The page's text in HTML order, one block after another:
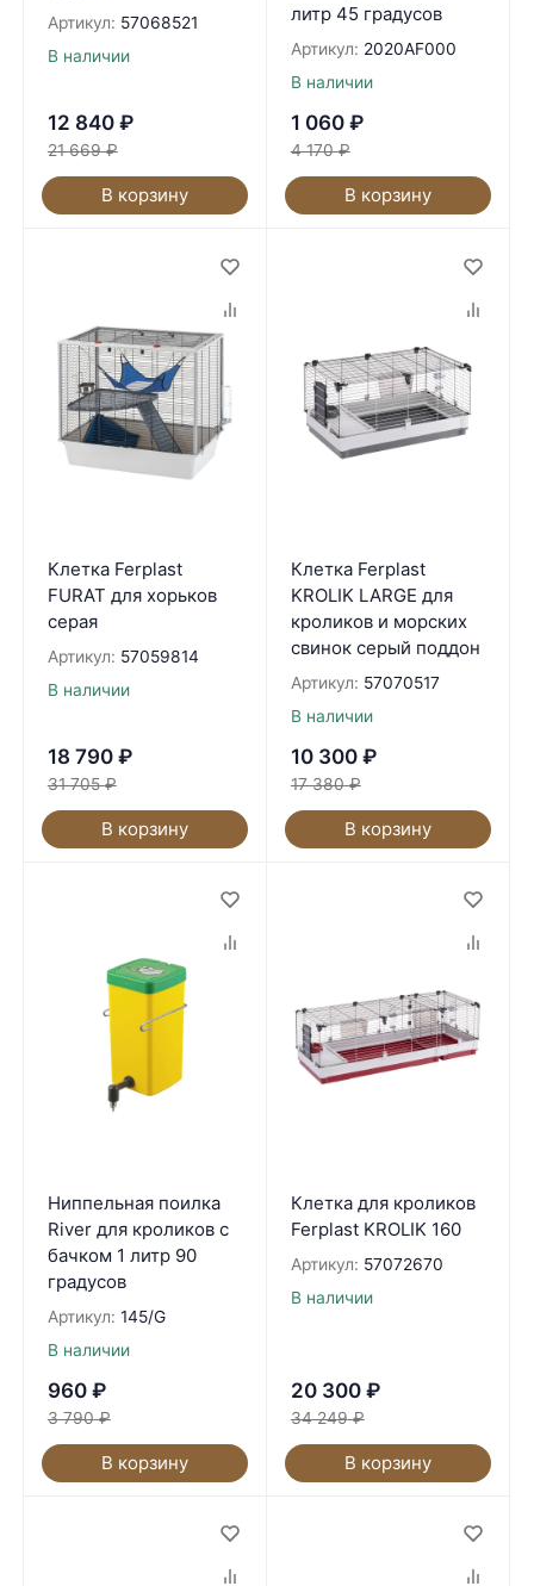
Артикул: 57068521
В наличии
12 840 ₽
21 669 ₽
В корзину
литр 45 градусов
Артикул: 2020AF000
В наличии
1 060 ₽
4 170 ₽
В корзину
Клетка Ferplast
FURAT для хорьков
серая
Артикул: 57059814
В наличии
18 790 ₽
31 705 ₽
В корзину
Клетка Ferplast
KROLIK LARGE для
кроликов и морских
свинок серый поддон
Артикул: 57070517
В наличии
10 300 ₽
17 380 ₽
В корзину
Ниппельная поилка
River для кроликов с
бачком 1 литр 90
градусов
Артикул: 145/G
В наличии
960 ₽
3 790 ₽
В корзину
Клетка для кроликов
Ferplast KROLIK 160
Артикул: 57072670
В наличии
20 300 ₽
34 249 ₽
В корзину